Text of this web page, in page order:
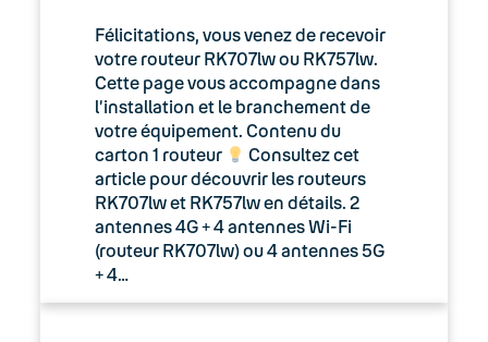
Trouver le numéro de ma Prise Terminale
Optique (PTO)
04. Téléphonie fixe
05. Téléphonie Mobile
06. Cybersécurité
Keyyo Connect
Keyyo Visio
Félicitations, vous venez de recevoir
votre routeur RK707lw ou RK757lw.
Cette page vous accompagne dans
l’installation et le branchement de
votre équipement. Contenu du
carton 1 routeur
Consultez cet
article pour découvrir les routeurs
RK707lw et RK757lw en détails. 2
antennes 4G + 4 antennes Wi-Fi
(routeur RK707lw) ou 4 antennes 5G
+ 4…